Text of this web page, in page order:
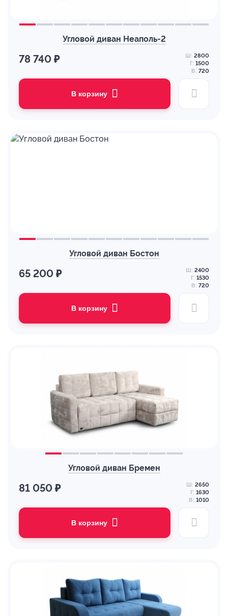
Угловой диван Неаполь-2
78 740 ₽ Ш: 2800
Г: 1500
В: 720
В корзину
Угловой диван Бостон
65 200 ₽ Ш: 2400
Г: 1530
В: 720
В корзину
Угловой диван Бремен
81 050 ₽ Ш: 2650
Г: 1630
В: 1010
В корзину